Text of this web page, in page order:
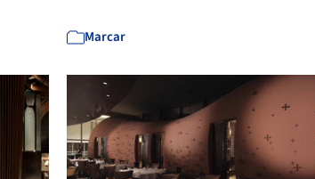
Marcar